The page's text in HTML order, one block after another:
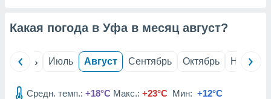
из
данных
Какая погода в Уфа в месяц август?
Июнь Июль Август Сентябрь Октябрь Ноябрь
Средн. темп.: +18°C Макс.: +23°C Мин: +12°C